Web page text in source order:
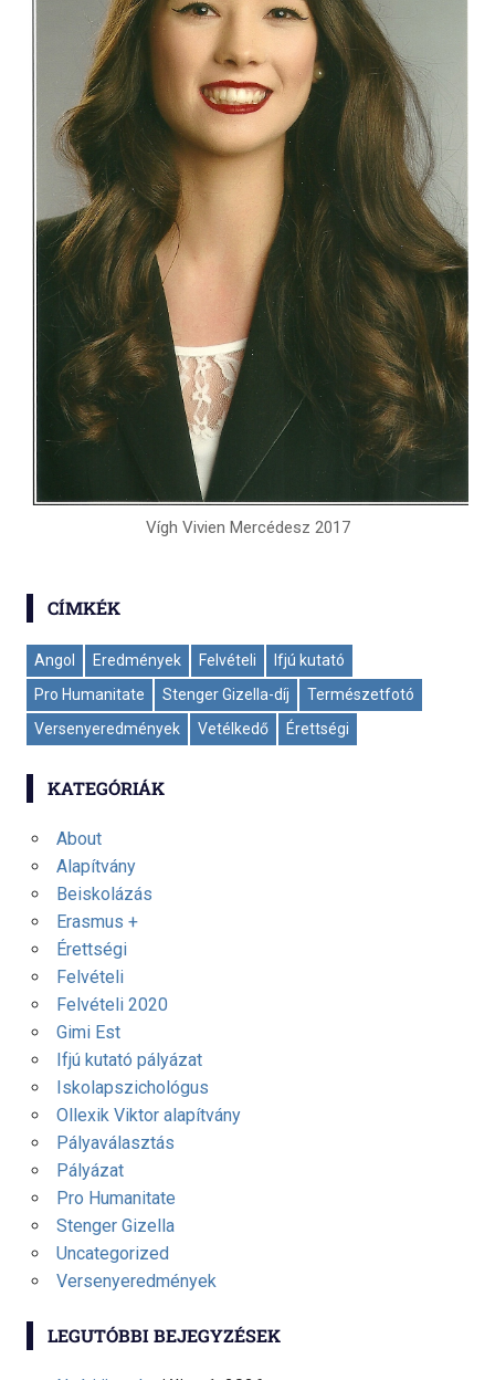
Vígh Vivien Mercédesz 2017
CÍMKÉK
Angol Eredmények Felvételi
Ifjú kutató
Pro Humanitate
Stenger Gizella-díj
Természetfotó
Versenyeredmények
Vetélkedő Érettségi
KATEGÓRIÁK
About
Alapítvány
Beiskolázás
Erasmus +
Érettségi
Felvételi
Felvételi 2020
Gimi Est
Ifjú kutató pályázat
Iskolapszichológus
Ollexik Viktor alapítvány
Pályaválasztás
Pályázat
Pro Humanitate
Stenger Gizella
Uncategorized
Versenyeredmények
LEGUTÓBBI BEJEGYZÉSEK